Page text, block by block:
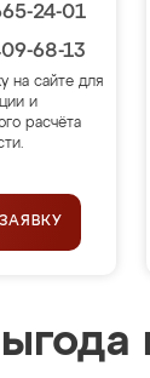
24-01
68-13
на сайте для
и
расчёта